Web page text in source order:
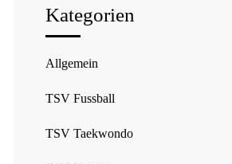
Kategorien
Allgemein
TSV Fussball
TSV Taekwondo